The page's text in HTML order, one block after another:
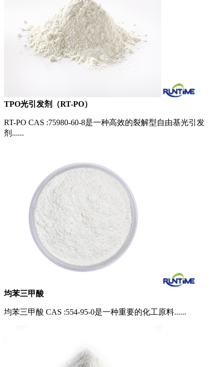
TPO光引发剂（RT-PO）
RT-PO CAS :75980-60-8是一种高效的裂解型自由基光引发
剂......
均苯三甲酸
均苯三甲酸 CAS :554-95-0是一种重要的化工原料......